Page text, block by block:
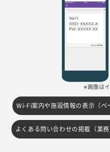
※画像は
Wi-Fi案内や施設情報の表示（ペ
よくある問い合わせの掲載（業務